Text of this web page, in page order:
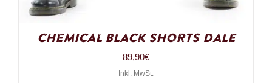
Chemical Black Shorts Dale
89,90€
Inkl. MwSt.